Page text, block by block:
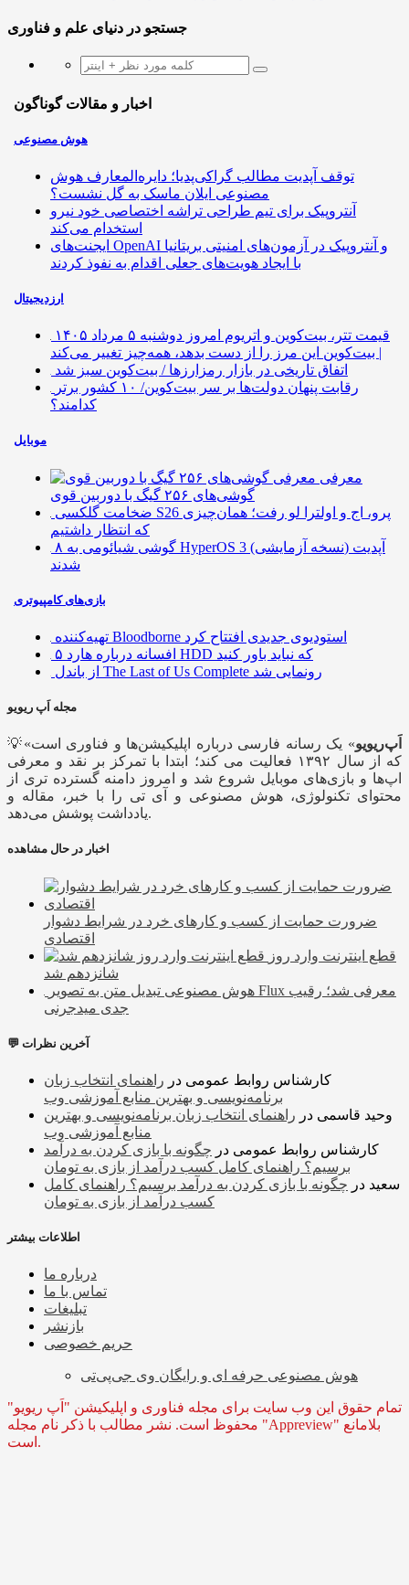
جستجو در دنیای علم و فناوری
اخبار و مقالات گوناگون
هوش مصنوعی
توقف آپدیت مطالب گراکی‌پدیا؛ دایره‌المعارف هوش
مصنوعی ایلان ماسک به گل نشست؟
آنتروپیک برای تیم طراحی تراشه اختصاصی خود نیرو
استخدام می‌کند
ایجنت‌های OpenAI و آنتروپیک در آزمون‌های امنیتی بریتانیا
با ایجاد هویت‌های جعلی اقدام به نفوذ کردند
ارزدیجیتال
قیمت تتر، بیت‌کوین و اتریوم امروز دوشنبه ۵ مرداد ۱۴۰۵
| بیت‌کوین این مرز را از دست بدهد، همه‌چیز تغییر می‌کند
اتفاق تاریخی در بازار رمزارزها / بیت‌کوین سبز شد
رقابت پنهان دولت‌ها بر سر بیت‌کوین/ ۱۰ کشور برتر
کدامند؟
موبایل
معرفی
گوشی‌های ۲۵۶ گیگ با دوربین قوی
ضخامت گلکسی S26 پرو، اج و اولترا لو رفت؛ همان‌چیزی
که انتظار داشتیم
۸ گوشی شیائومی به HyperOS 3 (نسخه آزمایشی) آپدیت
شدند
بازی‌های کامپیوتری
تهیه‌کننده Bloodborne استودیوی جدیدی افتتاح کرد
۵ افسانه درباره هارد HDD که نباید باور کنید
از باندل The Last of Us Complete رونمایی شد
مجله اَپ ریویو
💡« اَپ‌ریویو» یک رسانه فارسی درباره اپلیکیشن‌ها و فناوری است
که از سال ۱۳۹۲ فعالیت می کند؛ ابتدا با تمرکز بر نقد و معرفی
اپ‌ها و بازی‌های موبایل شروع شد و امروز دامنه گسترده تری از
محتوای تکنولوژی، هوش مصنوعی و آی تی را با خبر، مقاله و
یادداشت پوشش می‌دهد.
اخبار در حال مشاهده
ضرورت حمایت از کسب و کارهای خرد در شرایط دشوار
اقتصادی
قطع اینترنت وارد روز
شانزدهم شد
هوش مصنوعی تبدیل متن به تصویر Flux معرفی شد؛ رقیب
جدی میدجرنی
💬 آخرین نظرات
کارشناس روابط عمومی در راهنمای انتخاب زبان
برنامه‌نویسی و بهترین منابع آموزشی وب
وحید قاسمی در راهنمای انتخاب زبان برنامه‌نویسی و بهترین
منابع آموزشی وب
کارشناس روابط عمومی در چگونه با بازی کردن به درآمد
برسیم؟ راهنمای کامل کسب درآمد از بازی به تومان
سعید در چگونه با بازی کردن به درآمد برسیم؟ راهنمای کامل
کسب درآمد از بازی به تومان
اطلاعات بیشتر
درباره ما
تماس با ما
تبلیغات
بازنشر
حریم خصوصی
هوش مصنوعی حرفه ای و رایگان وی جی‌پی‌تی
تمام حقوق این وب سایت برای مجله فناوری و اپلیکیشن "اَپ ریویو"
محفوظ است. نشر مطالب با ذکر نام مجله "Appreview" بلامانع
است.